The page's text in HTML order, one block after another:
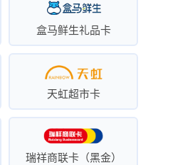
盒马鲜生礼品卡
天虹超市卡
瑞祥商联卡（黑金）